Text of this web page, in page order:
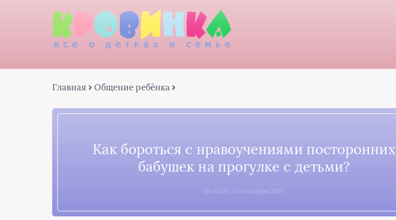
Главная Общение ребёнка
Как бороться с нравоучениями посторонних
бабушек на прогулке с детьми?
00:20, 11 сентября 2019